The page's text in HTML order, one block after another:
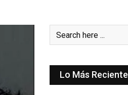
Lo Más Reciente